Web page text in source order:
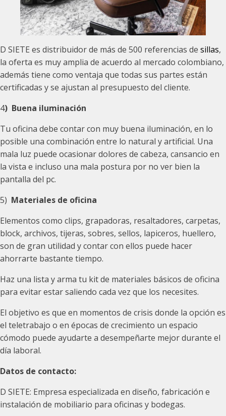
D SIETE es distribuidor de más de 500 referencias de sillas,
la oferta es muy amplia de acuerdo al mercado colombiano,
además tiene como ventaja que todas sus partes están
certificadas y se ajustan al presupuesto del cliente.
4) Buena iluminación
Tu oficina debe contar con muy buena iluminación, en lo
posible una combinación entre lo natural y artificial. Una
mala luz puede ocasionar dolores de cabeza, cansancio en
la vista e incluso una mala postura por no ver bien la
pantalla del pc.
5) Materiales de oficina
Elementos como clips, grapadoras, resaltadores, carpetas,
block, archivos, tijeras, sobres, sellos, lapiceros, huellero,
son de gran utilidad y contar con ellos puede hacer
ahorrarte bastante tiempo.
Haz una lista y arma tu kit de materiales básicos de oficina
para evitar estar saliendo cada vez que los necesites.
El objetivo es que en momentos de crisis donde la opción es
el teletrabajo o en épocas de crecimiento un espacio
cómodo puede ayudarte a desempeñarte mejor durante el
día laboral.
Datos de contacto:
D SIETE: Empresa especializada en diseño, fabricación e
instalación de mobiliario para oficinas y bodegas.